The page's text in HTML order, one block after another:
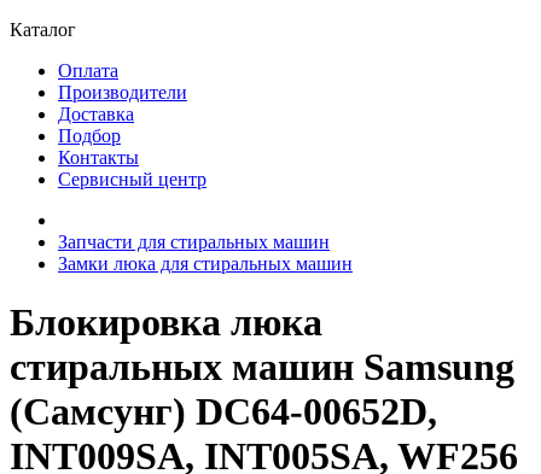
Каталог
Оплата
Производители
Доставка
Подбор
Контакты
Сервисный центр
Запчасти для стиральных машин
Замки люка для стиральных машин
Блокировка люка
стиральных машин Samsung
(Самсунг) DC64-00652D,
INT009SA, INT005SA, WF256